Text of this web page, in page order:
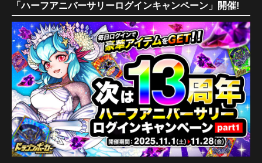
「ハーフアニバーサリーログインキャンペーン」開催!